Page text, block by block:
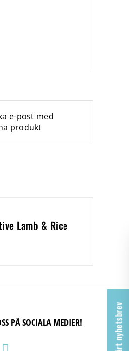
e-post med
produkt
Lamb & Rice
PÅ SOCIALA MEDIER!